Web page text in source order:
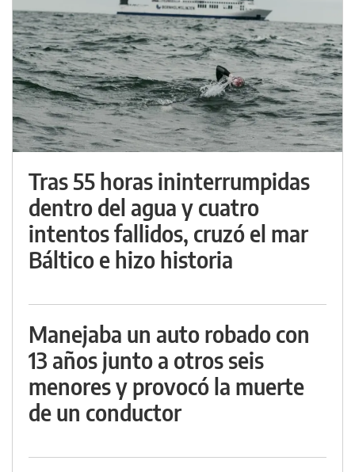
Tras 55 horas ininterrumpidas
dentro del agua y cuatro
intentos fallidos, cruzó el mar
Báltico e hizo historia
Manejaba un auto robado con
13 años junto a otros seis
menores y provocó la muerte
de un conductor